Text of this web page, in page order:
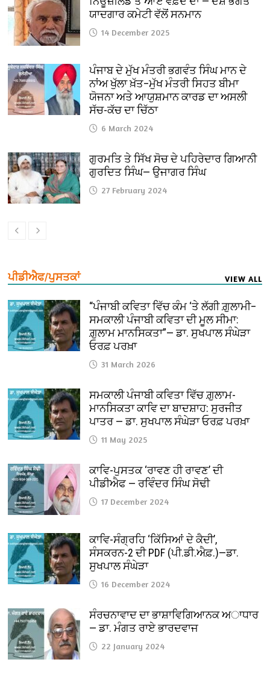
ਯਾਦਗਾਰ ਕਮੇਟੀ ਵੱਲੋਂ ਸਨਮਾਨ
14 December 2025
ਪੰਜਾਬ ਦੇ ਮੁੱਖ ਮੰਤਰੀ ਭਗਵੰਤ ਸਿੰਘ ਮਾਨ ਦੇ
ਨਾਂਅ ਖੁੱਲਾ ਖ਼ੱਤ–ਮੁੱਖ ਮੰਤਰੀ ਸਿਹਤ ਬੀਮਾ
ਯੋਜਨਾ ਅਤੇ ਆਯੁਸ਼ਮਾਨ ਕਾਰਡ ਦਾ ਅਸਲੀ
ਸੱਚ-ਕੱਚ ਦਾ ਚਿੱਠਾ
6 March 2024
ਗੁਰਮਤਿ ਤੇ ਸਿੱਖ ਸੋਚ ਦੇ ਪਹਿਰੇਦਾਰ ਗਿਆਨੀ
ਗੁਰਦਿਤ ਸਿੰਘ— ਉਜਾਗਰ ਸਿੰਘ
27 February 2024
ਪੀਡੀਐਫ/ਪੁਸਤਕਾਂ VIEW ALL
“ਪੰਜਾਬੀ ਕਵਿਤਾ ਵਿੱਚ ਕੰਮ ‘ਤੇ ਲੱਗੀ ਗ਼ੁਲਾਮੀ–
ਸਮਕਾਲੀ ਪੰਜਾਬੀ ਕਵਿਤਾ ਦੀ ਮੂਲ ਸੀਮਾ:
ਗ਼ੁਲਾਮ ਮਾਨਸਿਕਤਾ”— ਡਾ. ਸੁਖਪਾਲ ਸੰਘੇੜਾ
ਓਰਫ਼ ਪਰਖ਼ਾ
31 March 2026
ਸਮਕਾਲੀ ਪੰਜਾਬੀ ਕਵਿਤਾ ਵਿੱਚ ਗ਼ੁਲਾਮ-
ਮਾਨਸਿਕਤਾ ਕਾਵਿ ਦਾ ਬਾਦਸ਼ਾਹ: ਸੁਰਜੀਤ
ਪਾਤਰ — ਡਾ. ਸੁਖਪਾਲ ਸੰਘੇੜਾ ਓਰਫ਼ ਪਰਖ਼ਾ
11 May 2025
ਕਾਵਿ-ਪੁਸਤਕ ‘ਰਾਵਣ ਹੀ ਰਾਵਣ’ ਦੀ
ਪੀਡੀਐਫ — ਰਵਿੰਦਰ ਸਿੰਘ ਸੋਢੀ
17 December 2024
ਕਾਵਿ-ਸੰਗ੍ਰਹਿ ‘ਕਿੱਸਿਆਂ ਦੇ ਕੈਦੀ’,
ਸੰਸਕਰਨ-2 ਦੀ PDF (ਪੀ.ਡੀ.ਐਫ਼.)—ਡਾ.
ਸੁਖਪਾਲ ਸੰਘੇੜਾ
16 December 2024
ਸੰਰਚਨਾਵਾਦ ਦਾ ਭਾਸ਼ਾਵਿਗਿਆਨਕ ਅਾਧਾਰ
— ਡਾ. ਮੰਗਤ ਰਾਏ ਭਾਰਦਵਾਜ
22 January 2024